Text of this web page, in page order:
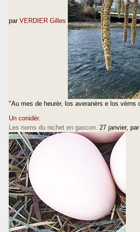
par VERDIER Gilles
"Au mes de heurèr, los averanèrs e los vèrns
Un conidèr.
Les noms du nichet en gascon. 27 janvier, par